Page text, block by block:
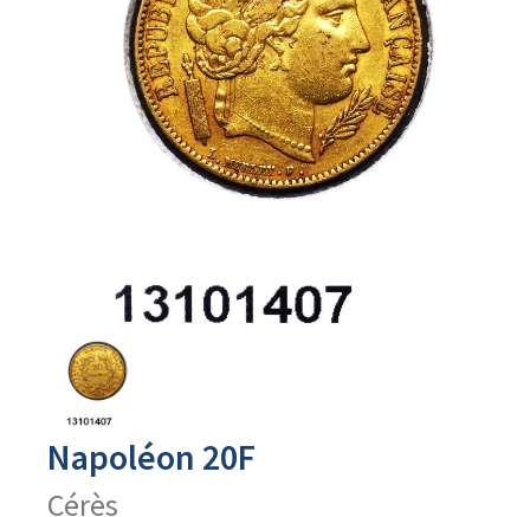
produit
Napoléon 20F
Cérès